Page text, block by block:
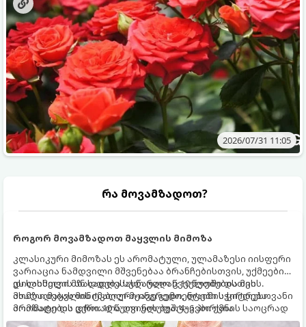
2026/07/31 11:05
რა მოვამზადოთ?
როგორ მოვამზადოთ მაყვლის მიმოზა
კლასიკური მიმოზას ეს არომატული, ულამაზესი იისფერი
ვარიაცია ნამდვილი მშვენებაა ბრანჩებისთვის, უქმეების
დილისთვის ან სადღესასწაულო წვეულებებისთვის.
ახალი მაყვლის ტკბილ-მჟავე გემო, ლაიმის ციტრუსოვანი
არომატი და ცქრიალა ღვინის ბუშტუკები ქმნის საოცრად
დახვეწილ და მაგრილებელ კოქტეილს.
ეს სასმელი მზადდება სულ რაღაც 10 წუთში და მის
მომზადებას მინიმალური ინგრედიენტები სჭირდება.
მომზადების დრო: 10 წუთი ულუფა: 4–6 პორცია